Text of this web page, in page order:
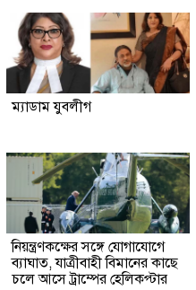
ম্যাডাম যুবলীগ
নিয়ন্ত্রণকক্ষের সঙ্গে যোগাযোগে
ব্যাঘাত, যাত্রীবাহী বিমানের কাছে
চলে আসে ট্রাম্পের হেলিকপ্টার